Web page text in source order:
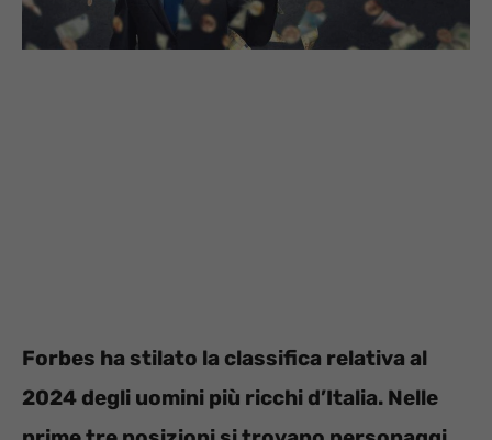
Forbes ha stilato la classifica relativa al
2024 degli uomini più ricchi d’Italia. Nelle